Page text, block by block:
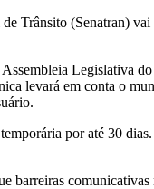
Trânsito (Senatran)
Legislativa
levará em conta o
por até 30
barreiras